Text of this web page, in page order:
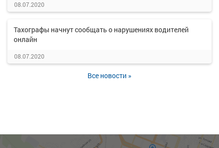
08.07.2020
Тахографы начнут сообщать о нарушениях водителей
онлайн
08.07.2020
Все новости »